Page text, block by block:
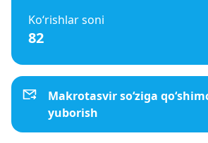
Ko‘rishlar soni
82
Makrotasvir so‘ziga
yuborish